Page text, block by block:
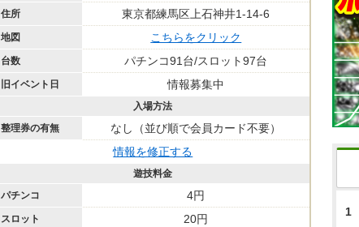
住所 東京都練馬区上石神井1-14-6
地図 こちらをクリック
台数 パチンコ91台/スロット97台
旧イベント日 情報募集中
入場方法
整理券の有無
なし（並び順で会員カード不要）
情報を修正する
遊技料金
パチンコ
4円
スロット 20円
1